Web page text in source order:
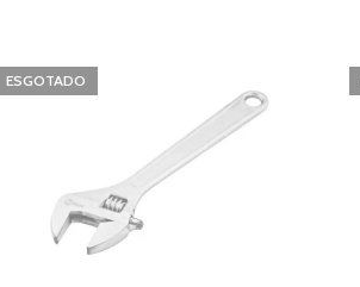
ESGOTADO